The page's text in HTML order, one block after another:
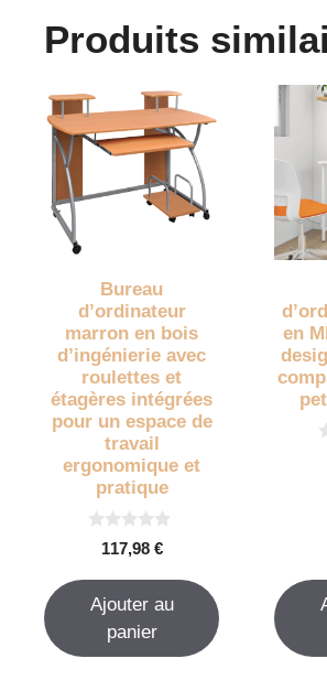
Produits
Bureau
d’ordinateur
marron en bois
d’ingénierie avec
roulettes et
étagères intégrées
pour un espace de
travail
ergonomique et
pratique
s
5
117,98 €
Ajouter au
panier
en